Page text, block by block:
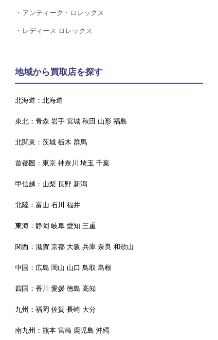
アンティーク・ロレックス
レディース ロレックス
地域から買取店を探す
北海道：北海道
東北：青森 岩手 宮城 秋田 山形 福島
北関東：茨城 栃木 群馬
首都圏：東京 神奈川 埼玉 千葉
甲信越： 山梨 長野 新潟
北陸：富山 石川 福井
東海：静岡 岐阜 愛知 三重
関西：滋賀 京都 大阪 兵庫 奈良 和歌山
中国： 広島 岡山 山口 鳥取 島根
四国：香川 愛媛 徳島 高知
九州：福岡 佐賀 長崎 大分
南九州：熊本 宮崎 鹿児島 沖縄